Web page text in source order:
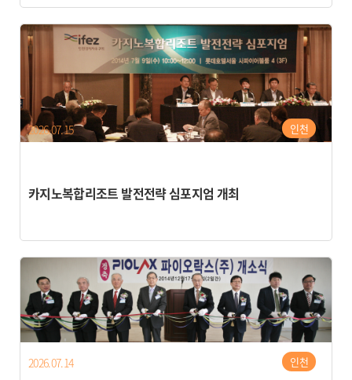
카지노복합리조트 발전전략 심포지엄 개최
인천
2026.07.15
인천
2026.07.14